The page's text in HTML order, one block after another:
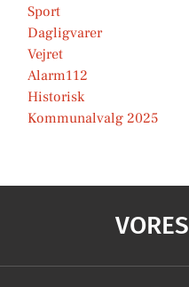
Sport
Dagligvarer
Vejret
Alarm112
Historisk
Kommunalvalg 2025
VORES